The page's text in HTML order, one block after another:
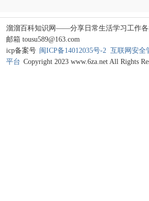
溜溜百科知识网——分享日常生活学习工作各
邮箱 tousu589@163.com
icp备案号 闽ICP备14012035号-2 互联网安全
平台 Copyright 2023 www.6za.net All Rights